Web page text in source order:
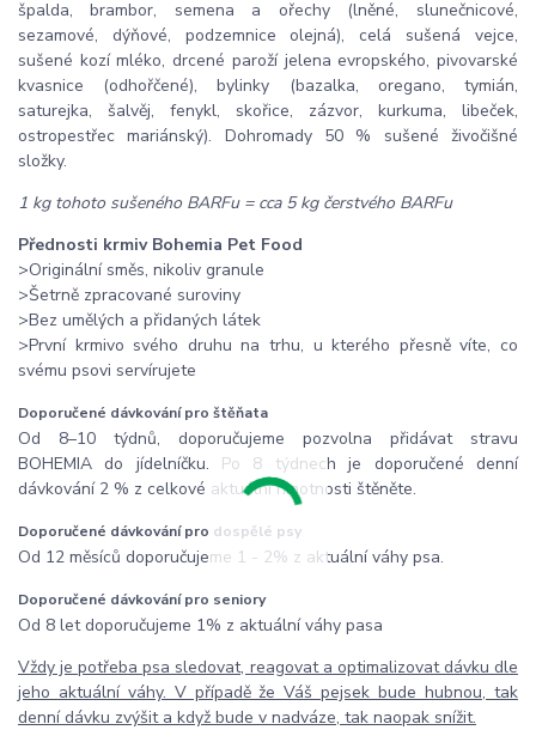
špalda, brambor, semena a ořechy (lněné, slunečnicové,
sezamové, dýňové, podzemnice olejná), celá sušená vejce,
sušené kozí mléko, drcené paroží jelena evropského, pivovarské
kvasnice (odhořčené), bylinky (bazalka, oregano, tymián,
saturejka, šalvěj, fenykl, skořice, zázvor, kurkuma, libeček,
ostropestřec mariánský). Dohromady 50 % sušené živočišné
složky.
1 kg tohoto sušeného BARFu = cca 5 kg čerstvého BARFu
Přednosti krmiv Bohemia Pet Food
>Originální směs, nikoliv granule
>Šetrně zpracované suroviny
>Bez umělých a přidaných látek
>První krmivo svého druhu na trhu, u kterého přesně víte, co
svému psovi servírujete
Doporučené dávkování pro štěňata
Od 8–10 týdnů, doporučujeme pozvolna přidávat stravu
BOHEMIA do jídelníčku. Po 8 týdnech je doporučené denní
dávkování 2 % z celkové aktuální hmotnosti štěněte.
Doporučené dávkování pro dospělé psy
Od 12 měsíců doporučujeme 1 - 2% z aktuální váhy psa.
Doporučené dávkování pro seniory
Od 8 let doporučujeme 1% z aktuální váhy pasa
Vždy je potřeba psa sledovat, reagovat a optimalizovat dávku dle
jeho aktuální váhy. V případě že Váš pejsek bude hubnou, tak
denní dávku zvýšit a když bude v nadváze, tak naopak snížit.